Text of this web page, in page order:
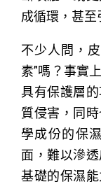
成循環，甚至
不少人問，
素”嗎？事實
具有保護層
質侵害，同
學成份的保
面，難以滲
基礎的保濕